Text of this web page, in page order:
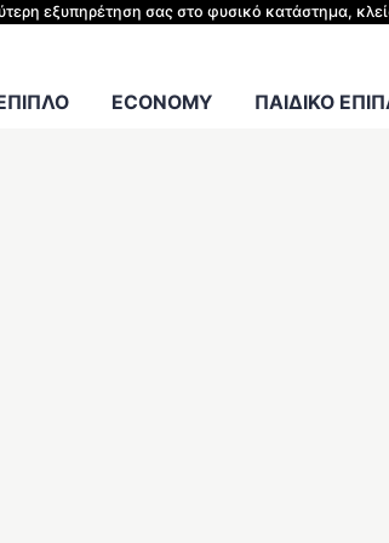
εξυπηρέτηση σας στο φυσικό κατάστημα,
ECONOMY ΠΑΙΔΙΚΟ
ΚΡΕΒΑΤΙΟΥ